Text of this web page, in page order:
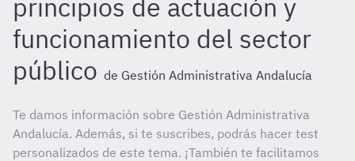
principios de actuación y
funcionamiento del sector
público de Gestión Administrativa Andalucía
Te damos información sobre Gestión Administrativa
Andalucía. Además, si te suscribes, podrás hacer test
personalizados de este tema. ¡También te facilitamos